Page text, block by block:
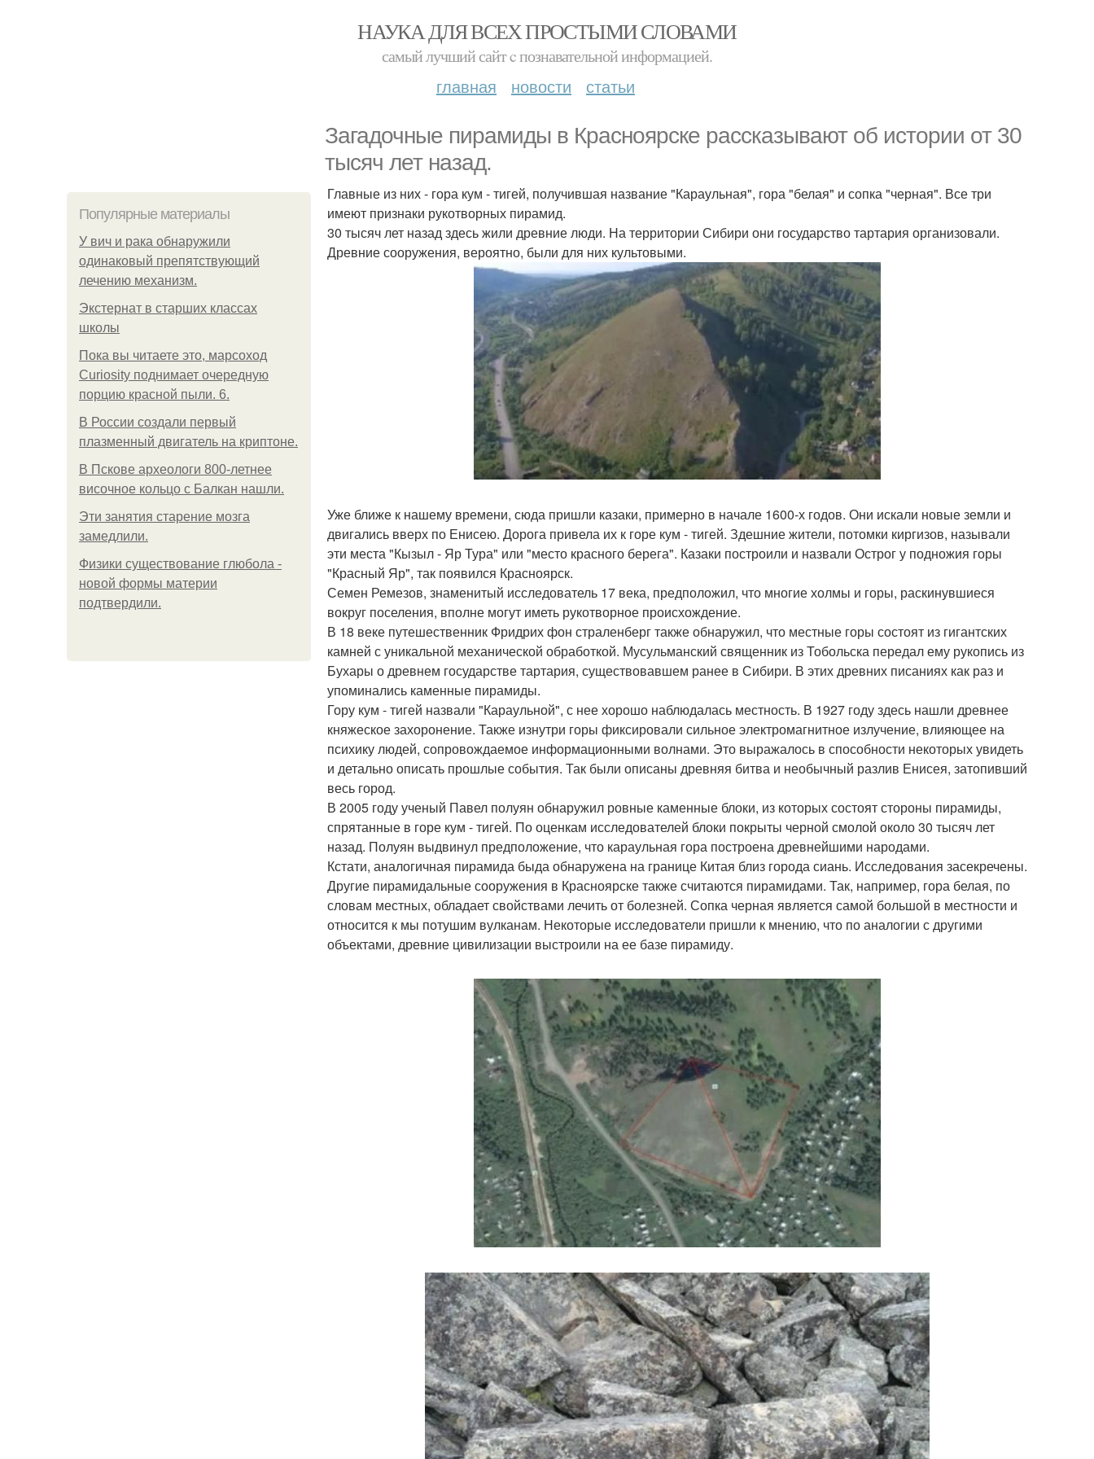
НАУКА ДЛЯ ВСЕХ ПРОСТЫМИ СЛОВАМИ
самый лучший сайт c познавательной информацией.
главная новости статьи
Загадочные пирамиды в Красноярске рассказывают об истории от 30
тысяч лет назад.
Популярные материалы
У вич и рака обнаружили
одинаковый препятствующий
лечению механизм.
Экстернат в старших классах
школы
Пока вы читаете это, марсоход
Curiosity поднимает очередную
порцию красной пыли. 6.
В России создали первый
плазменный двигатель на криптоне.
В Пскове археологи 800-летнее
височное кольцо с Балкан нашли.
Эти занятия старение мозга
замедлили.
Физики существование глюбола -
новой формы материи
подтвердили.
Главные из них - гора кум - тигей, получившая название "Караульная", гора "белая" и сопка "черная". Все три
имеют признаки рукотворных пирамид.
30 тысяч лет назад здесь жили древние люди. На территории Сибири они государство тартария организовали.
Древние сооружения, вероятно, были для них культовыми.
Уже ближе к нашему времени, сюда пришли казаки, примерно в начале 1600-х годов. Они искали новые земли и
двигались вверх по Енисею. Дорога привела их к горе кум - тигей. Здешние жители, потомки киргизов, называли
эти места "Кызыл - Яр Тура" или "место красного берега". Казаки построили и назвали Острог у подножия горы
"Красный Яр", так появился Красноярск.
Семен Ремезов, знаменитый исследователь 17 века, предположил, что многие холмы и горы, раскинувшиеся
вокруг поселения, вполне могут иметь рукотворное происхождение.
В 18 веке путешественник Фридрих фон страленберг также обнаружил, что местные горы состоят из гигантских
камней с уникальной механической обработкой. Мусульманский священник из Тобольска передал ему рукопись из
Бухары о древнем государстве тартария, существовавшем ранее в Сибири. В этих древних писаниях как раз и
упоминались каменные пирамиды.
Гору кум - тигей назвали "Караульной", с нее хорошо наблюдалась местность. В 1927 году здесь нашли древнее
княжеское захоронение. Также изнутри горы фиксировали сильное электромагнитное излучение, влияющее на
психику людей, сопровождаемое информационными волнами. Это выражалось в способности некоторых увидеть
и детально описать прошлые события. Так были описаны древняя битва и необычный разлив Енисея, затопивший
весь город.
В 2005 году ученый Павел полуян обнаружил ровные каменные блоки, из которых состоят стороны пирамиды,
спрятанные в горе кум - тигей. По оценкам исследователей блоки покрыты черной смолой около 30 тысяч лет
назад. Полуян выдвинул предположение, что караульная гора построена древнейшими народами.
Кстати, аналогичная пирамида быда обнаружена на границе Китая близ города сиань. Исследования засекречены.
Другие пирамидальные сооружения в Красноярске также считаются пирамидами. Так, например, гора белая, по
словам местных, обладает свойствами лечить от болезней. Сопка черная является самой большой в местности и
относится к мы потушим вулканам. Некоторые исследователи пришли к мнению, что по аналогии с другими
объектами, древние цивилизации выстроили на ее базе пирамиду.